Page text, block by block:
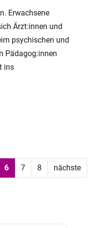
Erwachsene
Ärzt:innen und
psychischen und
Pädagog:innen
ins
6 7 8 nächste